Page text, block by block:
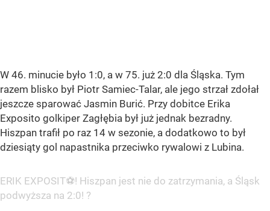
W 46. minucie było 1:0, a w 75. już 2:0 dla Śląska. Tym
razem blisko był Piotr Samiec-Talar, ale jego strzał zdołał
jeszcze sparować Jasmin Burić. Przy dobitce Erika
Exposito golkiper Zagłębia był już jednak bezradny.
Hiszpan trafił po raz 14 w sezonie, a dodatkowo to był
dziesiąty gol napastnika przeciwko rywalowi z Lubina.
ERIK EXPOSIT⚽! Hiszpan jest nie do zatrzymania, a Śląsk
podwyższa na 2:0! ?